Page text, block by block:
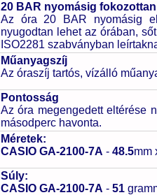
20 BAR nyomásig
Az óra 20 BAR nyomásig
nyugodtan lehet az órában,
ISO2281 szabványban
Műanyagszíj
Az óraszíj tartós, vízálló
Pontosság
Az óra megengedett eltérése
másodperc havonta.
Méretek:
CASIO GA-2100-7A - 48.5mm
Súly:
CASIO GA-2100-7A - 51